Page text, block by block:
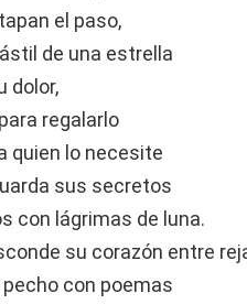
el paso,
de una estrella
dolor,
regalarlo
quien lo necesite
sus secretos
con lágrimas de luna.
su corazón entre
con poemas